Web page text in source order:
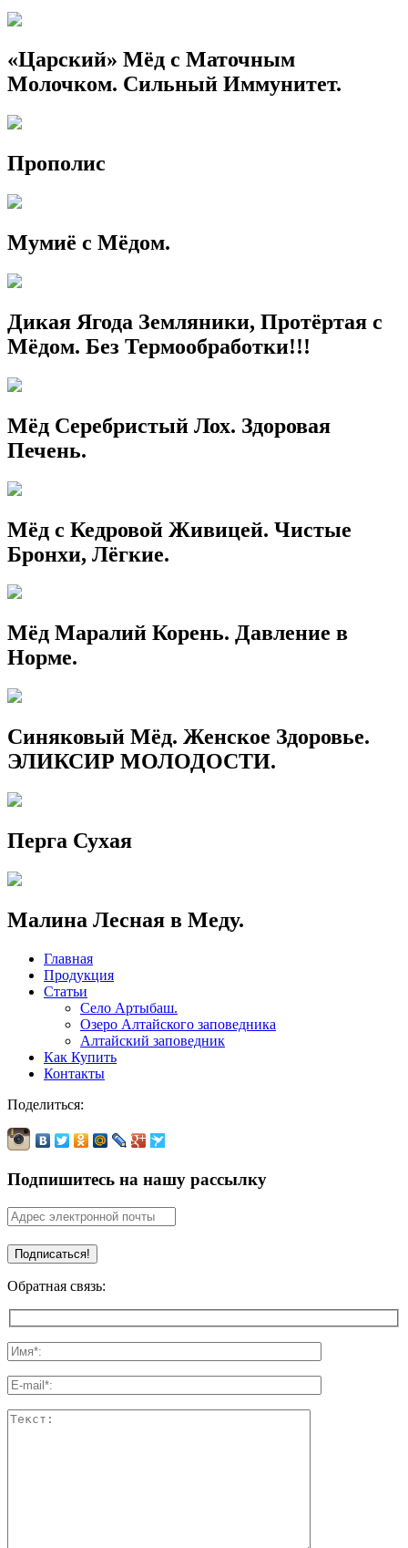
«Царский» Мёд с Маточным
Молочком. Сильный Иммунитет.
Прополис
Мумиё с Мёдом.
Дикая Ягода Земляники, Протёртая с
Мёдом. Без Термообработки!!!
Мёд Серебристый Лох. Здоровая
Печень.
Мёд с Кедровой Живицей. Чистые
Бронхи, Лёгкие.
Мёд Маралий Корень. Давление в
Норме.
Синяковый Мёд. Женское Здоровье.
ЭЛИКСИР МОЛОДОСТИ.
Перга Сухая
Малина Лесная в Меду.
Главная
Продукция
Статьи
Село Артыбаш.
Озеро Алтайского заповедника
Алтайский заповедник
Как Купить
Контакты
Поделиться:
Подпишитесь на нашу рассылку
Обратная связь: